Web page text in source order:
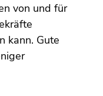
von und für
kann. Gute